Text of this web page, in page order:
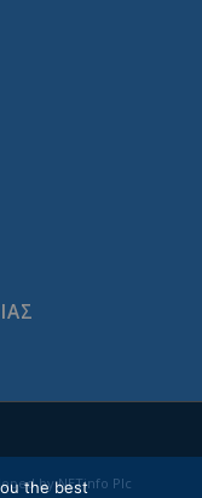
byNETinfo Plc
the best